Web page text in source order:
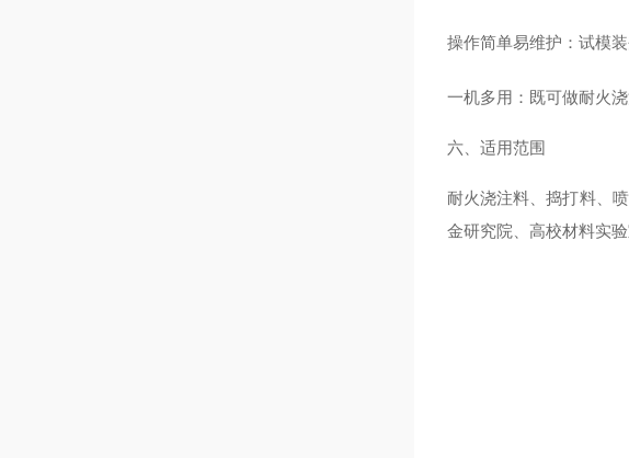
操作简单易维护 ：试模
一机多用 ：既可做耐火
六、适用范围
耐火浇注料、捣打料、
金研究院、高校材料实